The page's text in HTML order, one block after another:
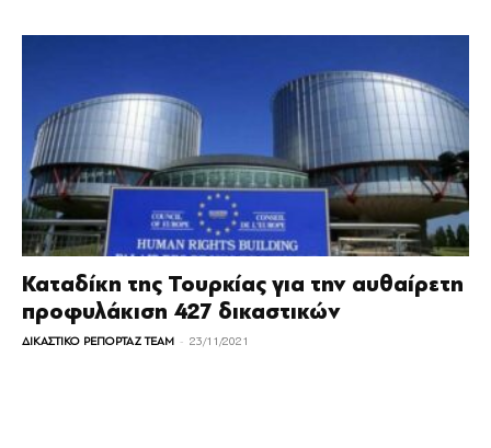
Καταδίκη της Τουρκίας για την αυθαίρετη
προφυλάκιση 427 δικαστικών
ΔΙΚΑΣΤΙΚΟ ΡΕΠΟΡΤΑΖ TEAM - 23/11/2021